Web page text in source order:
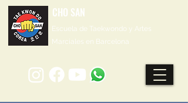
CHO SAN
Escuela de Taekwondo y Artes
Marciales en Barcelona